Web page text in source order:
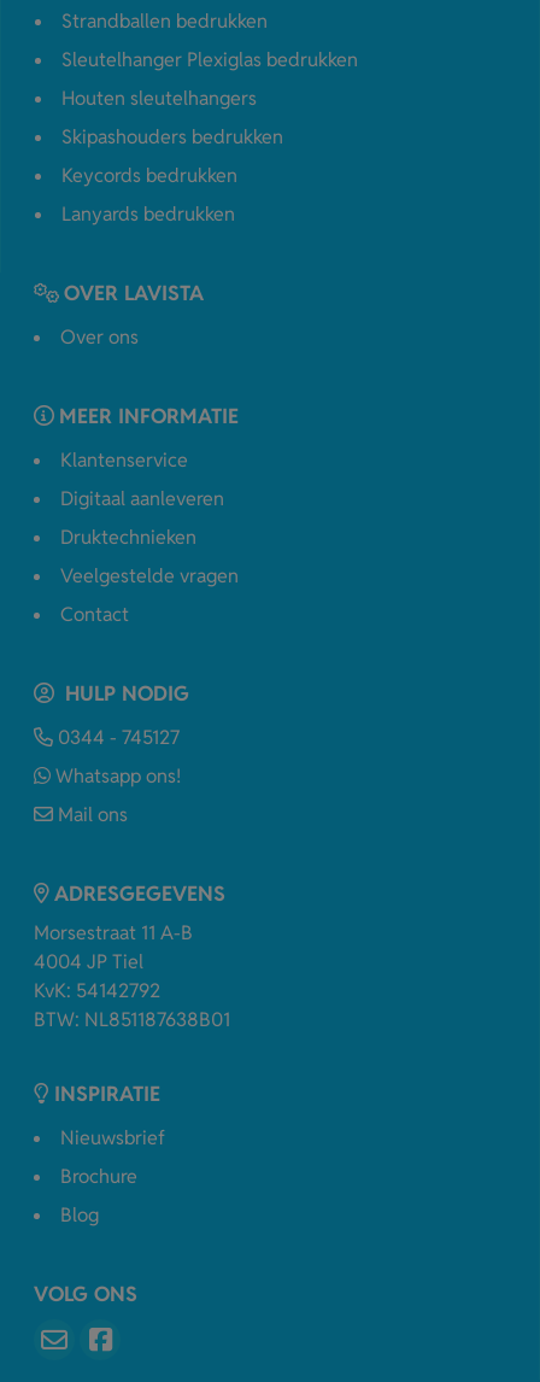
Strandballen bedrukken
Sleutelhanger Plexiglas bedrukken
Houten sleutelhangers
Skipashouders bedrukken
Keycords bedrukken
Lanyards bedrukken
OVER LAVISTA
Over ons
MEER INFORMATIE
Klantenservice
Digitaal aanleveren
Druktechnieken
Veelgestelde vragen
Contact
HULP NODIG
0344 - 745127
Whatsapp ons!
Mail ons
ADRESGEGEVENS
Morsestraat 11 A-B
4004 JP Tiel
KvK: 54142792
BTW: NL851187638B01
INSPIRATIE
Nieuwsbrief
Brochure
Blog
VOLG ONS